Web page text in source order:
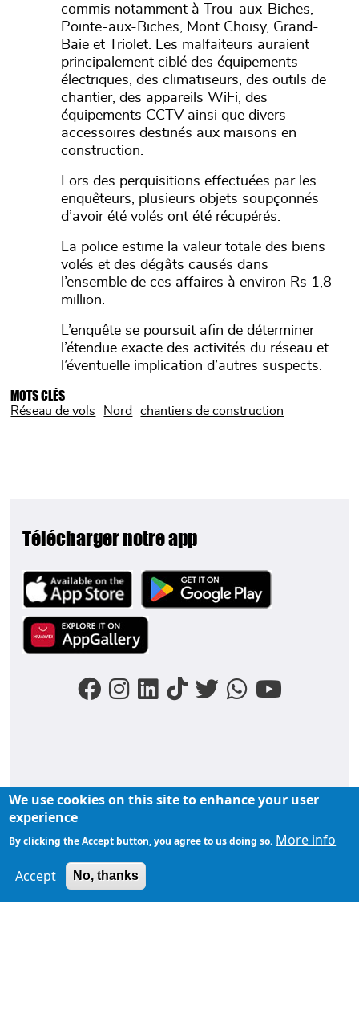
commis notamment à Trou-aux-Biches,
Pointe-aux-Biches, Mont Choisy, Grand-
Baie et Triolet. Les malfaiteurs auraient
principalement ciblé des équipements
électriques, des climatiseurs, des outils de
chantier, des appareils WiFi, des
équipements CCTV ainsi que divers
accessoires destinés aux maisons en
construction.
Lors des perquisitions effectuées par les
enquêteurs, plusieurs objets soupçonnés
d’avoir été volés ont été récupérés.
La police estime la valeur totale des biens
volés et des dégâts causés dans
l’ensemble de ces affaires à environ Rs 1,8
million.
L’enquête se poursuit afin de déterminer
l’étendue exacte des activités du réseau et
l’éventuelle implication d’autres suspects.
MOTS CLÉS
Réseau de vols Nord chantiers de construction
Télécharger notre app
Image Image
Image
FOOTER MENU
Liens du moments
TopFM en direct
Nos podcasts Liens groupe
Liens Utiles
We use cookies on this site to enhance your user
experience
By clicking the Accept button, you agree to us doing so. More info
Accept No, thanks